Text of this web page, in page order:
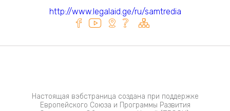
http://www.legalaid.ge/ru/samtredia
Настоящая вэбстраница создана при поддержке
Европейского Союза и Программы Развития